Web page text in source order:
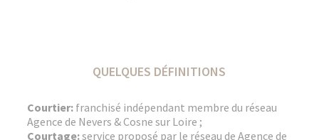
QUELQUES DÉFINITIONS
Courtier: franchisé indépendant membre du réseau
Agence de Nevers & Cosne sur Loire ;
Courtage:service proposé par le réseau de Agence de